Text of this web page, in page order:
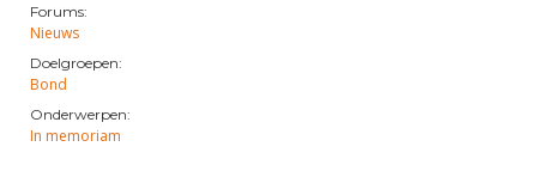
Forums:
Nieuws
Doelgroepen:
Bond
Onderwerpen:
In memoriam